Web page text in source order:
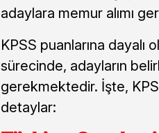
adaylara memur alımı
KPSS puanlarına dayalı
sürecinde, adayların
gerekmektedir. İşte,
detaylar: